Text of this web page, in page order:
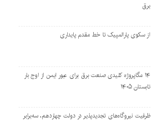
برق
از سکوی پارالمپیک تا خط مقدم پایداری
۱۴ مگاپروژه‌ کلیدی صنعت برق برای عبور ایمن از اوج بار
تابستان ۱۴۰۵
ظرفیت نیروگاه‌های تجدیدپذیر در دولت چهاردهم، سه‌برابر